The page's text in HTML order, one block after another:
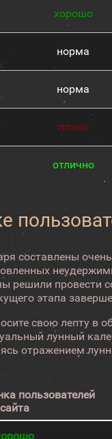
хорошо
норма
норма
плохо
отлично
составлены
решили провести
этапа
свою лепту в
лунный
отражением
пользователей
сайта